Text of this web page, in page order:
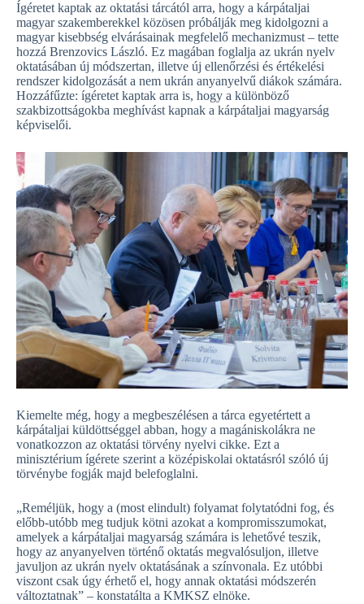
Ígéretet kaptak az oktatási tárcától arra, hogy a kárpátaljai
magyar szakemberekkel közösen próbálják meg kidolgozni a
magyar kisebbség elvárásainak megfelelő mechanizmust – tette
hozzá Brenzovics László. Ez magában foglalja az ukrán nyelv
oktatásában új módszertan, illetve új ellenőrzési és értékelési
rendszer kidolgozását a nem ukrán anyanyelvű diákok számára.
Hozzáfűzte: ígéretet kaptak arra is, hogy a különböző
szakbizottságokba meghívást kapnak a kárpátaljai magyarság
képviselői.
Kiemelte még, hogy a megbeszélésen a tárca egyetértett a
kárpátaljai küldöttséggel abban, hogy a magániskolákra ne
vonatkozzon az oktatási törvény nyelvi cikke. Ezt a
minisztérium ígérete szerint a középiskolai oktatásról szóló új
törvénybe fogják majd belefoglalni.
„Reméljük, hogy a (most elindult) folyamat folytatódni fog, és
előbb-utóbb meg tudjuk kötni azokat a kompromisszumokat,
amelyek a kárpátaljai magyarság számára is lehetővé teszik,
hogy az anyanyelven történő oktatás megvalósuljon, illetve
javuljon az ukrán nyelv oktatásának a színvonala. Ez utóbbi
viszont csak úgy érhető el, hogy annak oktatási módszerén
változtatnak” – konstatálta a KMKSZ elnöke.